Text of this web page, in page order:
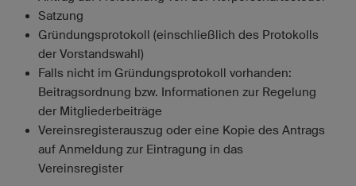
Satzung
Gründungsprotokoll (einschließlich des Protokolls
der Vorstandswahl)
Falls nicht im Gründungsprotokoll vorhanden:
Beitragsordnung bzw. Informationen zur Regelung
der Mitgliederbeiträge
Vereinsregisterauszug oder eine Kopie des Antrags
auf Anmeldung zur Eintragung in das
Vereinsregister